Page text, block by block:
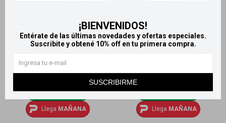
¡BIENVENIDOS!
Entérate de las últimas novedades y ofertas especiales.
Suscribite y obtené 10% off en tu primera compra.
SUSCRIBIRME
LlegaMAÑANA
Llega MAÑANA
LlegaMAÑANA
Llega MAÑANA